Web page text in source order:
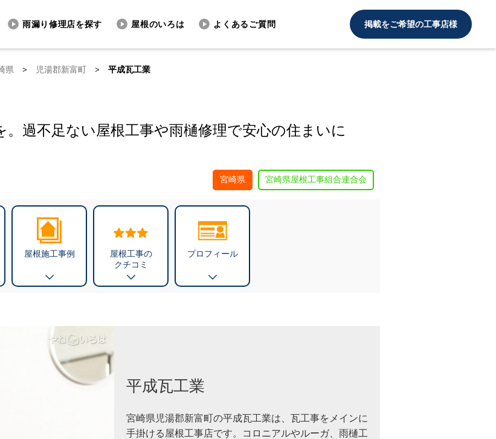
雨漏り修理店を探す 屋根のいろは よくあるご質問 掲載をご希望の工事店様
県 > 児湯郡新富町 > 平成瓦工業
過不足ない屋根工事や雨樋修理で安心の住まいに
宮崎県 宮崎県屋根工事組合連合会
屋根施工事例
屋根工事の
クチコミ
プロフィール
平成瓦工業
宮崎県児湯郡新富町の平成瓦工業は、瓦工事をメインに
手掛ける屋根工事店です。コロニアルやルーガ、雨樋工